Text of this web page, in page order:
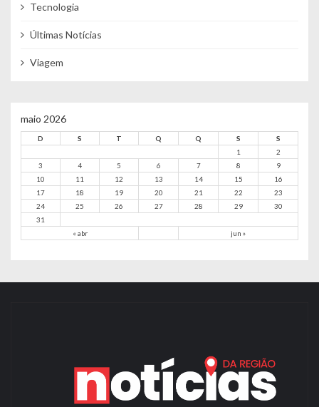
Tecnologia
Últimas Notícias
Viagem
maio 2026
D S T Q Q S S
« abr jun »
1
2
3
4 5 6 7 8
9
10
11 12 13 14 15
16
17
18 19 20 21 22
23
24
25 26 27 28 29
30
31